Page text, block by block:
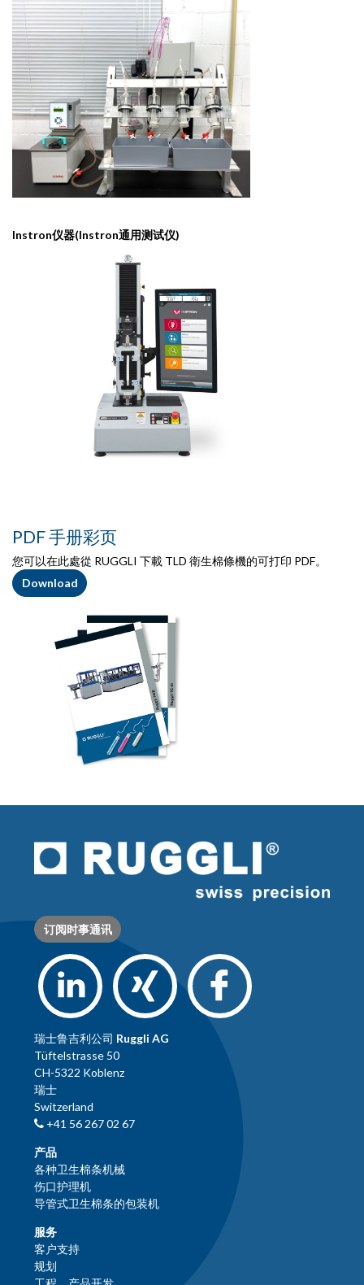
Instron仪器(Instron通用测试仪)
PDF 手册彩页
您可以在此處從 RUGGLI 下載 TLD 衛生棉條機的可打印 PDF。
Download
订阅时事通讯
瑞士鲁吉利公司 Ruggli AG
Tüftelstrasse 50
CH-5322 Koblenz
瑞士
Switzerland
+41 56 267 02 67
产品
各种卫生棉条机械
伤口护理机
导管式卫生棉条的包装机
服务
客户支持
规划